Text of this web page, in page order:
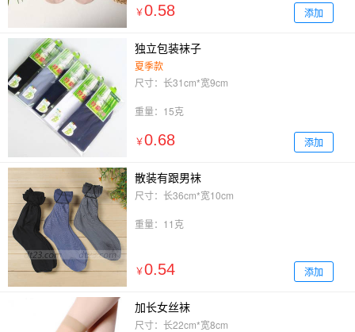
￥0.58 添加
独立包装袜子
夏季款
尺寸：长31cm*宽9cm
重量：15克
￥0.68 添加
散装有跟男袜
尺寸：长36cm*宽10cm
重量：11克
￥0.54 添加
加长女丝袜
尺寸：长22cm*宽8cm